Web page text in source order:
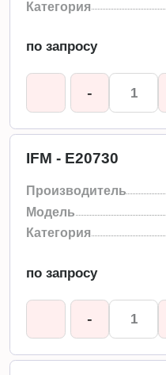
Категория
по запросу
-
IFM - E20730
Производитель
Модель
Категория
по запросу
-